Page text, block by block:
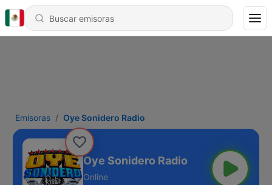
Emisoras Oye Sonidero Radio
Oye Sonidero Radio
Online